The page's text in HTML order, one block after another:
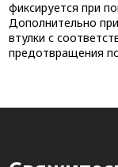
фиксируется при
Дополнительно
втулки с
предотвращения